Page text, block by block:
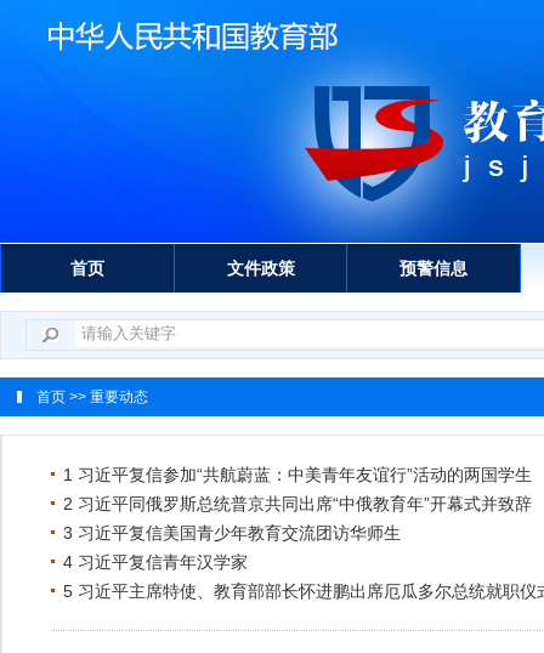
首页 文件政策 预警信息
首页 >> 重要动态
1 习近平复信参加“共航蔚蓝：中美青年友谊行”活动的两国学生
2 习近平同俄罗斯总统普京共同出席“中俄教育年”开幕式并致辞
3 习近平复信美国青少年教育交流团访华师生
4 习近平复信青年汉学家
5 习近平主席特使、教育部部长怀进鹏出席厄瓜多尔总统就职仪